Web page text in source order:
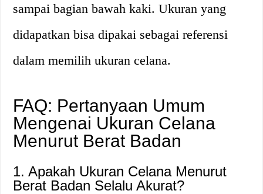
sampai bagian bawah kaki. Ukuran yang
didapatkan bisa dipakai sebagai referensi
dalam memilih ukuran celana.
FAQ: Pertanyaan Umum
Mengenai Ukuran Celana
Menurut Berat Badan
1. Apakah Ukuran Celana Menurut
Berat Badan Selalu Akurat?